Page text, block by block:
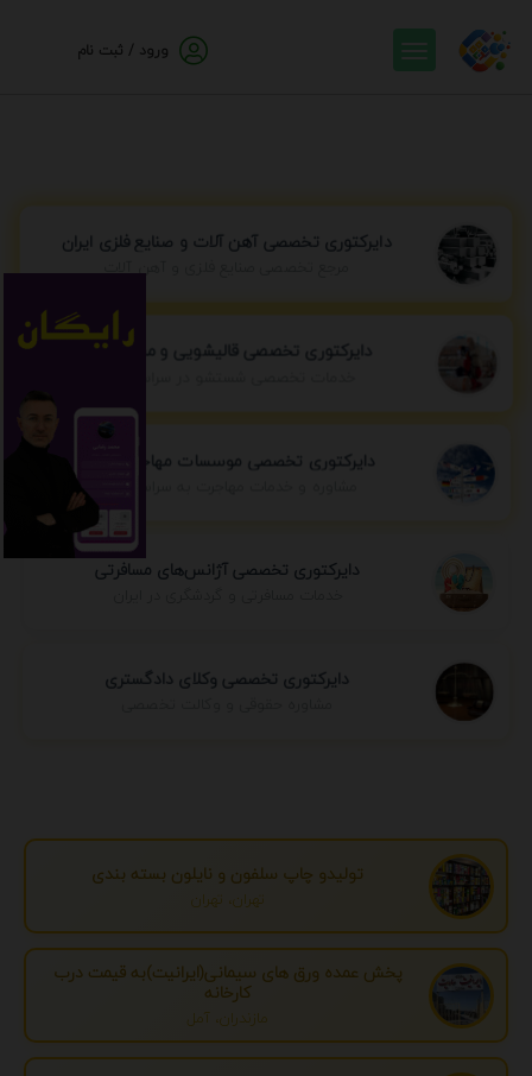
ورود / ثبت نام
دایرکتوری تخصصی آهن آلات و صنایع فلزی ایران
مرجع تخصصی صنایع فلزی و آهن آلات
دایرکتوری تخصصی قالیشویی و مبل شویی
دایرکتوری تخصصی موسسات مهاجرتی ایران
مشاوره و خدمات مهاجرت به سراسر جهان
دایرکتوری تخصصی آژانس‌های مسافرتی
دایرکتوری تخصصی وکلای دادگستری
تولیدو چاپ سلفون و نایلون بسته بندی
تهران، تهران
پخش عمده ورق های سیمانی(ایرانیت)به قیمت درب
کارخانه
مازندران، آمل